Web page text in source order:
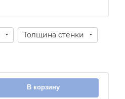
Толщина стенки
В корзину